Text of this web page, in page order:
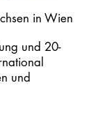
in Wien
und 20-
und